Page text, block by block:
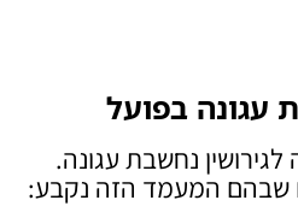
עגונה בפועל
נחשבת עגונה.
שבהם המעמד הזה נקבע: